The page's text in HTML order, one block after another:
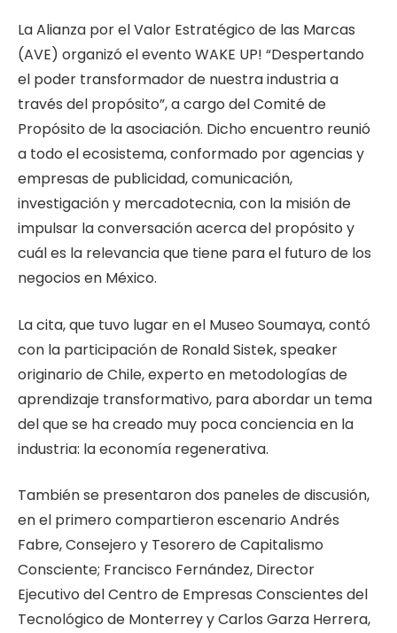
La Alianza por el Valor Estratégico de las Marcas
(AVE) organizó el evento WAKE UP! “Despertando
el poder transformador de nuestra industria a
través del propósito”, a cargo del Comité de
Propósito de la asociación. Dicho encuentro reunió
a todo el ecosistema, conformado por agencias y
empresas de publicidad, comunicación,
investigación y mercadotecnia, con la misión de
impulsar la conversación acerca del propósito y
cuál es la relevancia que tiene para el futuro de los
negocios en México.
La cita, que tuvo lugar en el Museo Soumaya, contó
con la participación de Ronald Sistek, speaker
originario de Chile, experto en metodologías de
aprendizaje transformativo, para abordar un tema
del que se ha creado muy poca conciencia en la
industria: la economía regenerativa.
También se presentaron dos paneles de discusión,
en el primero compartieron escenario Andrés
Fabre, Consejero y Tesorero de Capitalismo
Consciente; Francisco Fernández, Director
Ejecutivo del Centro de Empresas Conscientes del
Tecnológico de Monterrey y Carlos Garza Herrera,